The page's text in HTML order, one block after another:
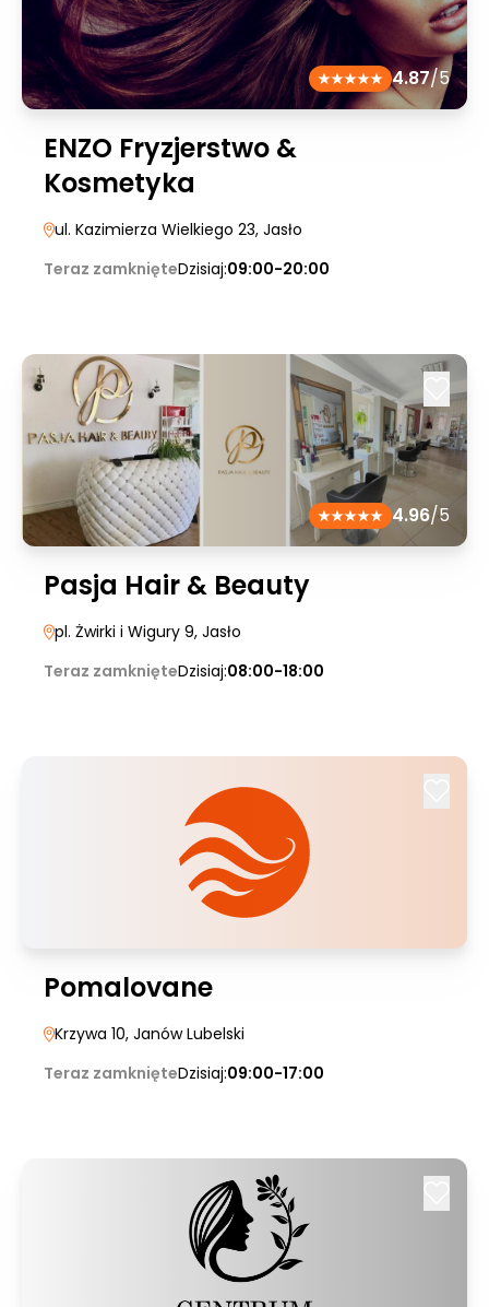
4.87/5
ENZO Fryzjerstwo &
Kosmetyka
ul. Kazimierza Wielkiego 23, Jasło
Teraz zamknięteDzisiaj:09:00-20:00
4.96/5
Pasja Hair & Beauty
pl. Żwirki i Wigury 9, Jasło
Teraz zamknięteDzisiaj:08:00-18:00
Pomalovane
Krzywa 10, Janów Lubelski
Teraz zamknięteDzisiaj:09:00-17:00